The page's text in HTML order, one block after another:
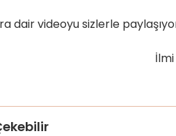
dair videoyu sizlerle